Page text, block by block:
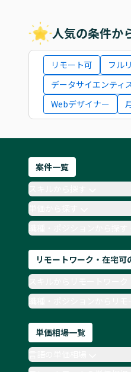
人気の条件か
リモート可 フル
データサイエンティ
Webデザイナー
案件一覧
単価から探す
職種・ポジションから探す
リモートワーク・在宅可
職種・ポジションからリモ
単価相場一覧